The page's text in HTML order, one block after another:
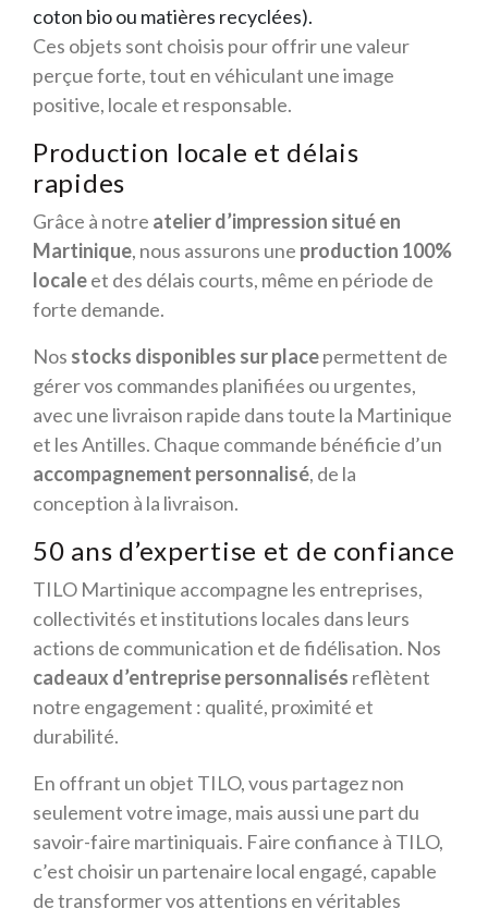
coton bio ou matières recyclées).
Ces objets sont choisis pour offrir une valeur
perçue forte, tout en véhiculant une image
positive, locale et responsable.
Production locale et délais
rapides
Grâce à notre atelier d’impression situé en
Martinique, nous assurons une production 100%
localeet des délais courts, même en période de
forte demande.
Nos stocks disponibles sur placepermettent de
gérer vos commandes planifiées ou urgentes,
avec une livraison rapide dans toute la Martinique
et les Antilles. Chaque commande bénéficie d’un
accompagnement personnalisé, de la
conception à la livraison.
50 ans d’expertise et de confiance
TILO Martinique accompagne les entreprises,
collectivités et institutions locales dans leurs
actions de communication et de fidélisation. Nos
cadeaux d’entreprise personnalisés reflètent
notre engagement : qualité, proximité et
durabilité.
En offrant un objet TILO, vous partagez non
seulement votre image, mais aussi une part du
savoir-faire martiniquais. Faire confiance à TILO,
c’est choisir un partenaire local engagé, capable
de transformer vos attentions en véritables